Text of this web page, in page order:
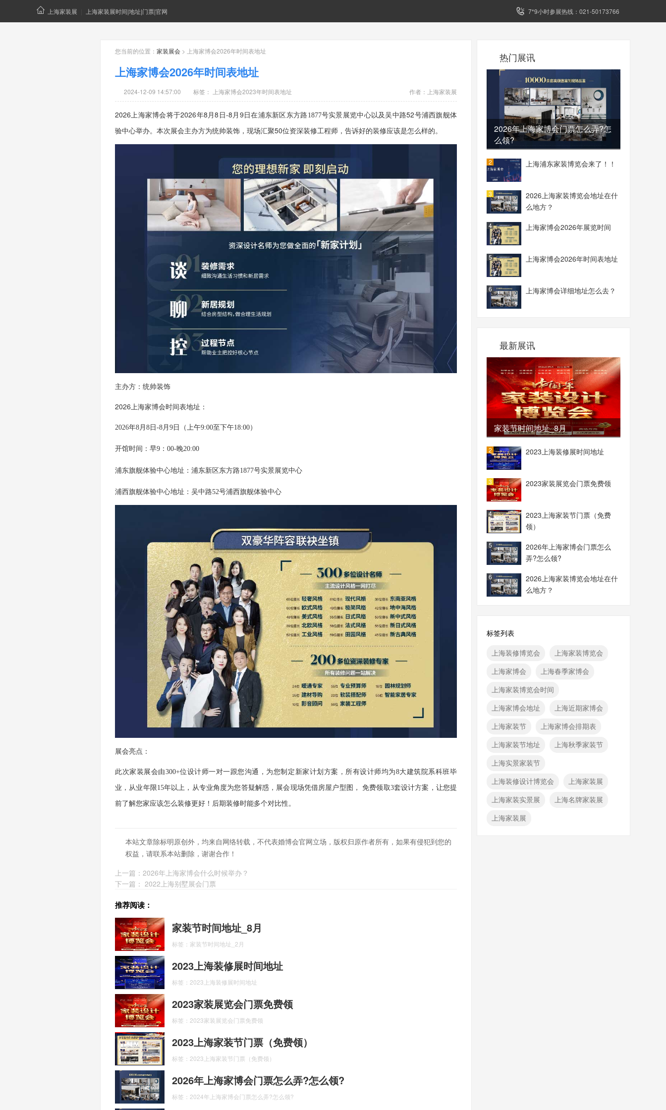
上海家装展 上海家装展时间|地址|门票|官网 7*9小时参展热线：021-50173766
您当前的位置： 家装展会 > 上海家博会2026年时间表地址
上海家博会2026年时间表地址
2024-12-09 14:57:00 标签： 上海家博会2023年时间表地址 作者： 上海家装展
2026上海家博会将于2026年8月8日-8月9日在浦东新区东方路 1877号实景展览中心以及吴中路52号浦西旗舰体
验中心举办。本次展会主办方为统帅装饰，现场汇聚50位资深装修工程师，告诉好的装修应该是怎么样的。
主办方：统帅装饰
2026上海家博会时间表地址：
2026年8月8日-8月9日（上午9:00至下午18:00）
开馆时间：早9：00-晚20:00
浦东旗舰体验中心地址：浦东新区东方路1877号实景展览中心
浦西旗舰体验中心地址：吴中路52号浦西旗舰体验中心
展会亮点：
此次家装展会由300+位设计师一对一跟您沟通，为您制定新家计划方案，所有设计师均为8大建筑院系科班毕
业，从业年限15年以上，从专业角度为您答疑解惑，展会现场凭借房屋户型图， 免费领取3套设计方案，让您提
前了解您家应该怎么装修更好！后期装修时能多个对比性。
本站文章除标明原创外，均来自网络转载，不代表婚博会官网立场，版权归原作者所有，如果有侵犯到您的
权益，请联系本站删除，谢谢合作！
上一篇： 2026年上海家博会什么时候举办？
下一篇： 2022上海别墅展会门票
推荐阅读：
家装节时间地址_8月
标签：家装节时间地址_2月
2023上海装修展时间地址
标签：2023上海装修展时间地址
2023家装展览会门票免费领
标签：2023家装展览会门票免费领
2023上海家装节门票（免费领）
标签：2023上海家装节门票（免费领）
2026年上海家博会门票怎么弄?怎么领?
标签：2024年上海家博会门票怎么弄?怎么领?
热门展讯
2026年上海家博会门票怎么弄?怎
么领?
上海浦东家装博览会来了！！
2
2026上海家装博览会地址在什
么地方？
3
上海家博会2026年展览时间
4
上海家博会2026年时间表地址
5
上海家博会详细地址怎么去？
6
最新展讯
家装节时间地址_8月
2023上海装修展时间地址
2
2023家装展览会门票免费领
3
2023上海家装节门票（免费
领）
4
2026年上海家博会门票怎么
弄?怎么领?
5
2026上海家装博览会地址在什
么地方？
6
标签列表
上海装修博览会
上海家装博览会
上海家博会
上海春季家博会
上海家装博览会时间
上海家博会地址
上海近期家博会
上海家装节
上海家博会排期表
上海家装节地址
上海秋季家装节
上海实景家装节
上海装修设计博览会
上海家装展
上海家装实景展
上海名牌家装展
上海家装展